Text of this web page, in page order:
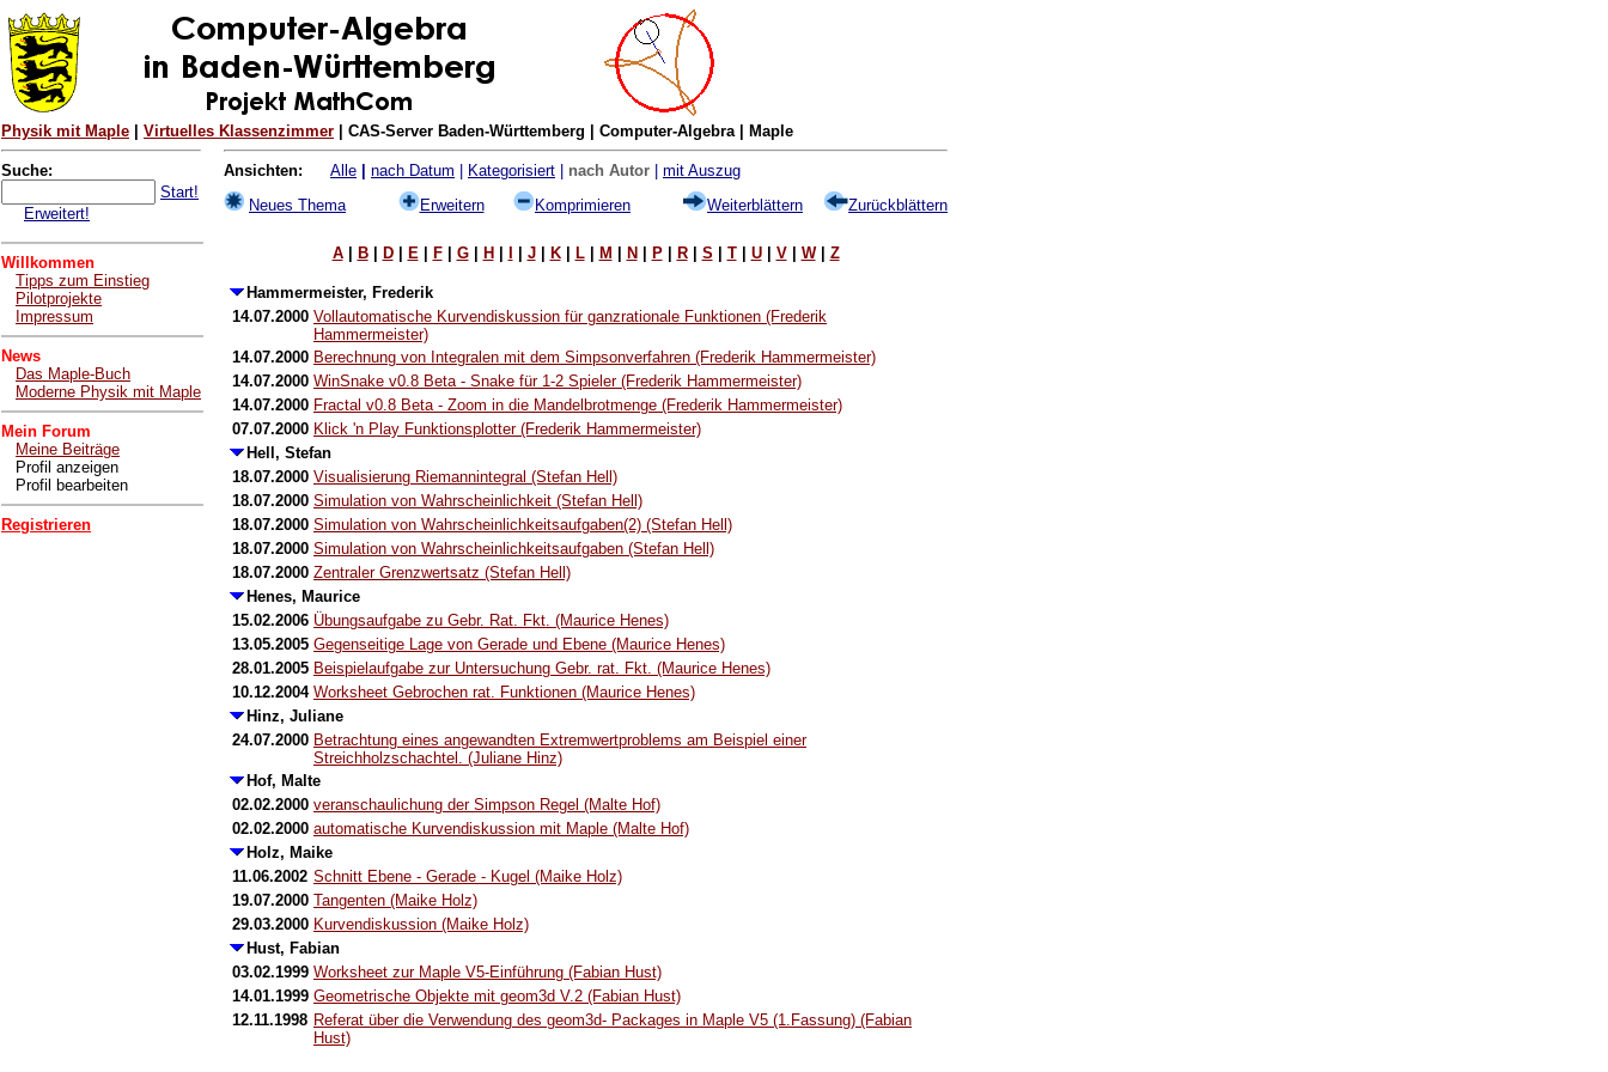
Physik mit Maple Virtuelles Klassenzimmer | CAS-Server Baden-Württemberg | Computer-Algebra | Maple
Suche:
Start!
Erweitert!
Willkommen
Tipps zum Einstieg
Pilotprojekte
Impressum
News
Das Maple-Buch
Moderne Physik mit Maple
Mein Forum
Meine Beiträge
Profil anzeigen
Profil bearbeiten
Registrieren
Ansichten: Alle nach Datum Kategorisiert nach Autor
mit Auszug
Neues Thema
Erweitern Komprimieren Weiterblättern Zurückblättern
A| B| D| E| F| G| H J| K| L| M N P| R| S T| U| V| W| Z
Hammermeister, Frederik
14.07.2000 Vollautomatische Kurvendiskussion für ganzrationale Funktionen (Frederik
Hammermeister)
14.07.2000 Berechnung von Integralen mit dem Simpsonverfahren (Frederik Hammermeister)
14.07.2000 WinSnake v0.8 Beta - Snake für 1-2 Spieler (Frederik Hammermeister)
14.07.2000 Fractal v0.8 Beta - Zoom in die Mandelbrotmenge (Frederik Hammermeister)
07.07.2000 Klick 'n Play Funktionsplotter (Frederik Hammermeister)
Hell, Stefan
18.07.2000 Visualisierung Riemannintegral (Stefan Hell)
18.07.2000 Simulation von Wahrscheinlichkeit (Stefan Hell)
18.07.2000 Simulation von Wahrscheinlichkeitsaufgaben(2) (Stefan Hell)
18.07.2000 Simulation von Wahrscheinlichkeitsaufgaben (Stefan Hell)
18.07.2000 Zentraler Grenzwertsatz (Stefan Hell)
Henes, Maurice
15.02.2006 Übungsaufgabe zu Gebr. Rat. Fkt. (Maurice Henes)
13.05.2005 Gegenseitige Lage von Gerade und Ebene (Maurice Henes)
28.01.2005 Beispielaufgabe zur Untersuchung Gebr. rat. Fkt. (Maurice Henes)
10.12.2004 Worksheet Gebrochen rat. Funktionen (Maurice Henes)
Hinz, Juliane
24.07.2000 Betrachtung eines angewandten Extremwertproblems am Beispiel einer
Streichholzschachtel. (Juliane Hinz)
Hof, Malte
02.02.2000 veranschaulichung der Simpson Regel (Malte Hof)
02.02.2000 automatische Kurvendiskussion mit Maple (Malte Hof)
Holz, Maike
11.06.2002 Schnitt Ebene - Gerade - Kugel (Maike Holz)
19.07.2000 Tangenten (Maike Holz)
29.03.2000 Kurvendiskussion (Maike Holz)
Hust, Fabian
03.02.1999 Worksheet zur Maple V5-Einführung (Fabian Hust)
14.01.1999 Geometrische Objekte mit geom3d V.2 (Fabian Hust)
12.11.1998 Referat über die Verwendung des geom3d- Packages in Maple V5 (1.Fassung) (Fabian
Hust)